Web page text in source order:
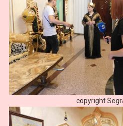
copyright